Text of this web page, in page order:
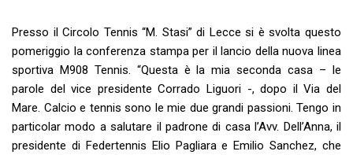
Presso il Circolo Tennis “M. Stasi” di Lecce si è svolta questo
pomeriggio la conferenza stampa per il lancio della nuova linea
sportiva M908 Tennis. “Questa è la mia seconda casa – le
parole del vice presidente Corrado Liguori -, dopo il Via del
Mare. Calcio e tennis sono le mie due grandi passioni. Tengo in
particolar modo a salutare il padrone di casa l’Avv. Dell’Anna, il
presidente di Federtennis Elio Pagliara e Emilio Sanchez, che